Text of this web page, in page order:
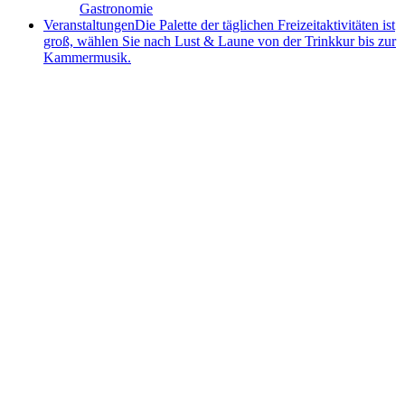
Gastronomie
VeranstaltungenDie Palette der täglichen Freizeitaktivitäten ist
groß, wählen Sie nach Lust & Laune von der Trinkkur bis zur
Kammermusik.